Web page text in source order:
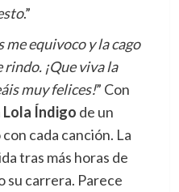
.”
me equivoco y la cago
¡Que viva la
muy felices!” Con
Lola Índigo de un
cada canción. La
tras más horas de
su carrera. Parece